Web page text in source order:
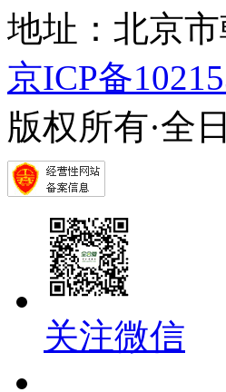
地址：北京
京ICP备
版权所有·全
关注微信